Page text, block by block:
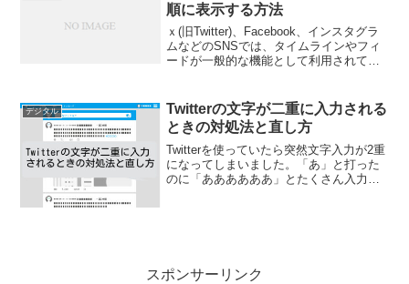
順に表示する方法
ｘ(旧Twitter)、Facebook、インスタグラ
ムなどのSNSでは、タイムラインやフィ
ードが一般的な機能として利用されてい
新着順、つまり時系列順に表示されてい
まし...
デジタル
Twitterの文字が二重に入力される
ときの対処法と直し方
Twitterを使っていたら突然文字入力が2重
になってしまいました。「あ」と打った
のに「ああああああ」とたくさん入力さ
スポンサーリンク